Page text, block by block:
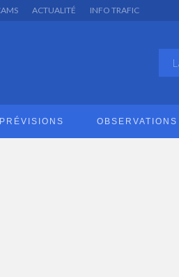
ACTUALITÉ INFO TRAFIC
PRÉVISIONS OBSERVATIONS